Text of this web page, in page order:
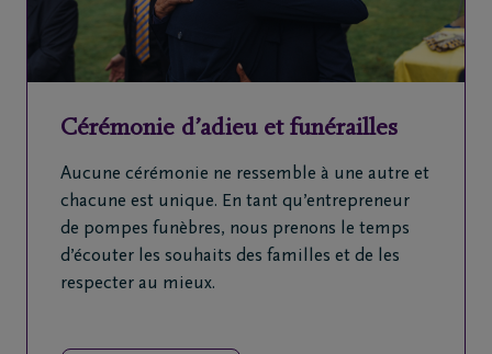
Cérémonie d’adieu et funérailles
Aucune cérémonie ne ressemble à une autre et
chacune est unique. En tant qu’entrepreneur
de pompes funèbres, nous prenons le temps
d’écouter les souhaits des familles et de les
respecter au mieux.